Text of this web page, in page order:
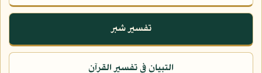
تفسير شبر
التبيان في تفسير القرآن